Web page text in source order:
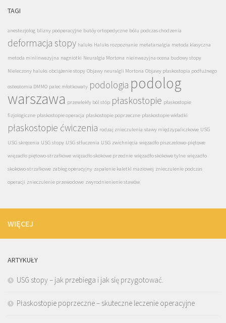
TAGI
anestezjolog blizny pooperacyjne butóy ortopedyczne bólu podczas chodzenia
deformacja stopy haluks Haluks rozpoznanie metatarsalgia metoda klasyczna
metoda miniinwazyjna nagniotki Neuralgia Mortona nieinwazyjna ocena budowy stopy
Nieleczony haluks obciążenie stopy Objawy neuralgii Mortona Objawy płaskostopia podłużnego
osteotomia DMMO palec młotkowaty podologia podolog
warszawa przewlekły ból stóp płaskostopie płaskostopie
fizjologiczne płaskostopie operacja płaskostopie poprzeczne płaskostopie wkładki
płaskostopie ćwiczenia rodzaj znieczulenia stawy międzypaliczkowe USG
USG skręcenia USG stopy USG stłuczenia USG zwichnięcia więzadło piszczelowo-piętowe
więzadło piętowo-strzałkowe więzadło skokowe przednie więzadło skokowe tylne więzadło
skokowo-strzałkowe zabieg operacyjny zapalenie kaletki maziowej znieczulenie podczas
operacji znieczulenie przewodowe zwyrodnienienie stawów
WIĘCEJ
ARTYKUŁY
USG stopy – jak przebiega i jak się przygotować.
Płaskostopie poprzeczne – skuteczne leczenie operacyjne